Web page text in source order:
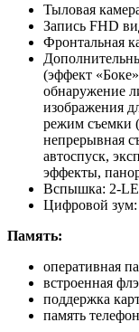
Тыловая
Запись FHD
Фронтальная
(эффект
обнаружение
изображения
режим съемки
непрерывная
автоспуск,
эффекты,
Вспышка: 2-
Цифровой
Память:
оперативная
встроенная
поддержка
память